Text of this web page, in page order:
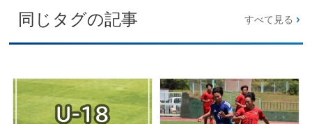
同じタグの記事 すべて見る